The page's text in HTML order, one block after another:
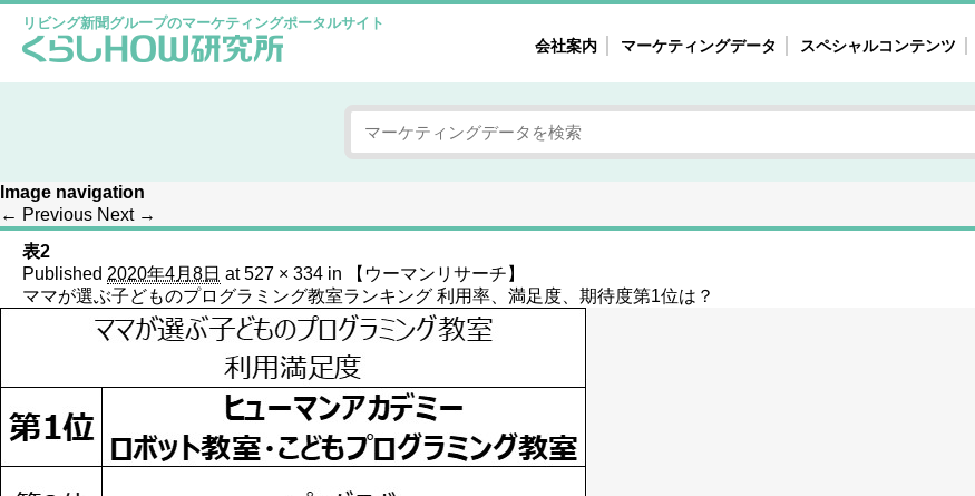
リビング新聞グループのマーケティングポータルサイト
会社案内 マーケティングデータ スペシャルコンテンツ
女性の気持ちと消費がリアルに見える
自主調査レポート
次にコレ来る!?
注
Image navigation
← Previous Next →
表2
Published 2020年4月8日 at527 × 334 in
【ウーマンリサーチ】
ママが選ぶ子どものプログラミング教室ランキング 利用率、満足度、期待度第1位は？